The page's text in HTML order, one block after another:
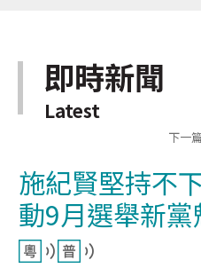
即時新聞
Latest
下一
施紀賢堅持不
動9月選舉新黨